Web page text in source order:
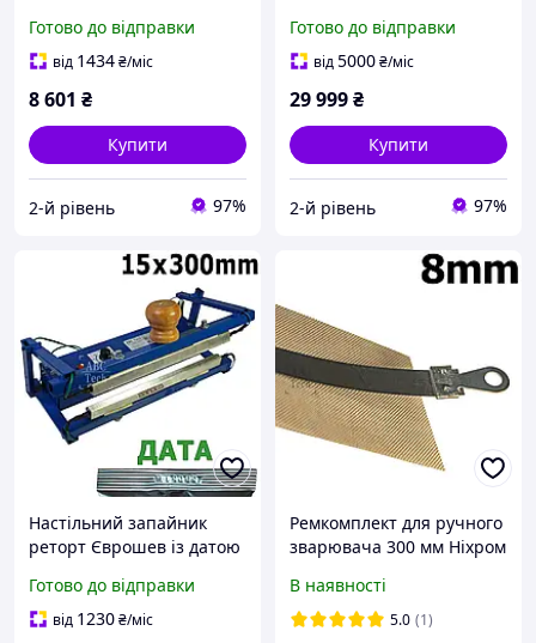
Спаювач плівок
Зварювач термоплівки
Готово до відправки
від 1434₴/міс
8 601 ₴
Купити
2-й рівень 97%
Запайник настільний
напівавтомат постійного
Готово до відправки
від5000₴/міс
29 999₴
Купити
2-й рівень 97%
Настільний запайник
реторт Єврошев із датою
постійного нагрівання
ЗАП-6пн Пайщик плівок
Готово до відправки
від 1230₴/міс
Ремкомплект для ручного
зварювача 300 мм Ніхром
запайника FS-300 В Шов 8
мм
В наявності
5.0 (1)